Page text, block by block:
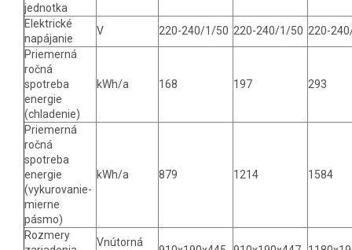
jednotka
Elektrické
napájanie
V 220-240/1/50 220-240/1/50 220-
Priemerná
ročná
spotreba
energie
(chladenie)
kWh/a 168 197 293
Priemerná
ročná
spotreba
energie
(vykurovanie-
mierne
pásmo)
kWh/a 879 1214 1584
Rozmery
Vnútorná